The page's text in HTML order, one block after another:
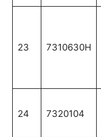
23 7310630H
24 7320104